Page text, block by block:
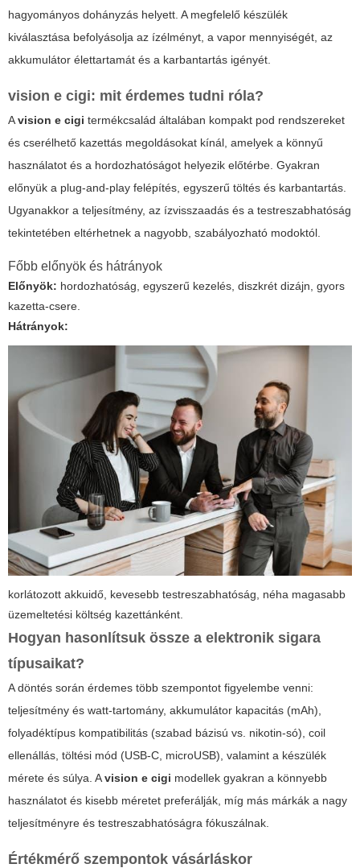
hagyományos dohányzás helyett. A megfelelő készülék
kiválasztása befolyásolja az ízélményt, a vapor mennyiségét, az
akkumulátor élettartamát és a karbantartás igényét.
vision e cigi: mit érdemes tudni róla?
Avision e cigi termékcsalád általában kompakt pod rendszereket
és cserélhető kazettás megoldásokat kínál, amelyek a könnyű
használatot és a hordozhatóságot helyezik előtérbe. Gyakran
előnyük a plug-and-play felépítés, egyszerű töltés és karbantartás.
Ugyanakkor a teljesítmény, az ízvisszaadás és a testreszabhatóság
tekintetében eltérhetnek a nagyobb, szabályozható modoktól.
Főbb előnyök és hátrányok
Előnyök: hordozhatóság, egyszerű kezelés, diszkrét dizájn, gyors
kazetta-csere.
Hátrányok:
korlátozott akkuidő, kevesebb testreszabhatóság, néha magasabb
üzemeltetési költség kazettánként.
Hogyan hasonlítsuk össze a elektronik sigara
típusaikat?
A döntés során érdemes több szempontot figyelembe venni:
teljesítmény és watt-tartomány, akkumulátor kapacitás (mAh),
folyadéktípus kompatibilitás (szabad bázisú vs. nikotin-só), coil
ellenállás, töltési mód (USB-C, microUSB), valamint a készülék
mérete és súlya. Avision e cigi modellek gyakran a könnyebb
használatot és kisebb méretet preferálják, míg más márkák a nagy
teljesítményre és testreszabhatóságra fókuszálnak.
Értékmérő szempontok vásárláskor